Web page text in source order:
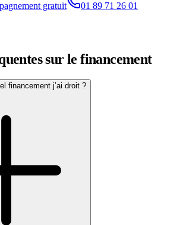
gratuit 01 89 71 26 01
sur le financement
financement j’ai droit ?